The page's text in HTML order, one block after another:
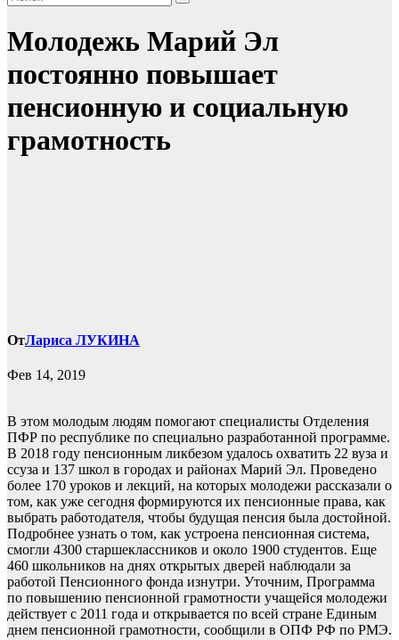
Молодежь Марий Эл
постоянно повышает
пенсионную и социальную
грамотность
ОтЛариса ЛУКИНА
Фев 14, 2019
В этом молодым людям помогают специалисты Отделения
ПФР по республике по специально разработанной программе.
В 2018 году пенсионным ликбезом удалось охватить 22 вуза и
ссуза и 137 школ в городах и районах Марий Эл. Проведено
более 170 уроков и лекций, на которых молодежи рассказали о
том, как уже сегодня формируются их пенсионные права, как
выбрать работодателя, чтобы будущая пенсия была достойной.
Подробнее узнать о том, как устроена пенсионная система,
смогли 4300 старшеклассников и около 1900 студентов. Еще
460 школьников на днях открытых дверей наблюдали за
работой Пенсионного фонда изнутри. Уточним, Программа
по повышению пенсионной грамотности учащейся молодежи
действует с 2011 года и открывается по всей стране Единым
днем пенсионной грамотности, сообщили в ОПФ РФ по РМЭ.